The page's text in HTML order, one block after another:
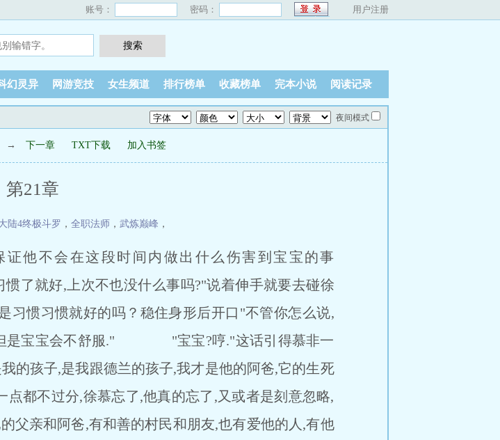
账号： 密码： 用户注册
幻灵异 网游竞技 女生频道 排行榜单 收藏榜单 完本小说 阅读记录
夜间模式
→ 下一章 TXT下载 加入书签
第21章
陆4终极斗罗 ， 全职法师 ， 武炼巅峰 ，
他不会在这段时间内做出什么伤害到宝宝的事
好,上次不也没什么事吗?"说着伸手就要去碰徐
惯习惯就好的吗？稳住身形后开口"不管你怎么说,
,但是宝宝会不舒服." "宝宝?哼."这话引得慕非一
的孩子,是我跟德兰的孩子,我才是他的阿爸,它的生死
过分,徐慕忘了,他真的忘了,又或者是刻意忽略,
父亲和阿爸,有和善的村民和朋友,也有爱他的人,有他